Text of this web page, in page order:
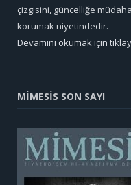
çizgisini, güncelliğe
korumak niyetindedir.
Devamını okumak için
MİMESİS SON SAYI